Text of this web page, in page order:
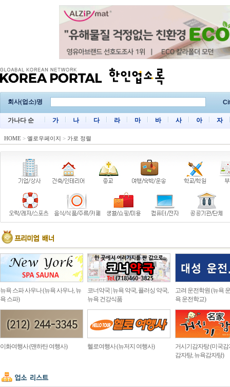
회사(업소)명
가나다 순 가 나 다 라 마 바 사 아 자
HOME > 옐로우페이지 > 가로 정렬
뉴욕 스파 사우나 (뉴욕 사우나, 뉴
욕 스파)
코너약국 | 뉴욕 약국, 플러싱 약국,
뉴욕 건강식품
고려 운전학원 (뉴욕
욕 운전학교)
이화여행사 (맨하탄 여행사) 헬로여행사 (뉴저지 여행사)
거시기감자탕 (미국감
감자탕, 뉴욕감자탕)